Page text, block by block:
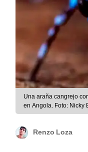
Una araña cangrejo
en Angola. Foto: Nicky
Renzo Loza